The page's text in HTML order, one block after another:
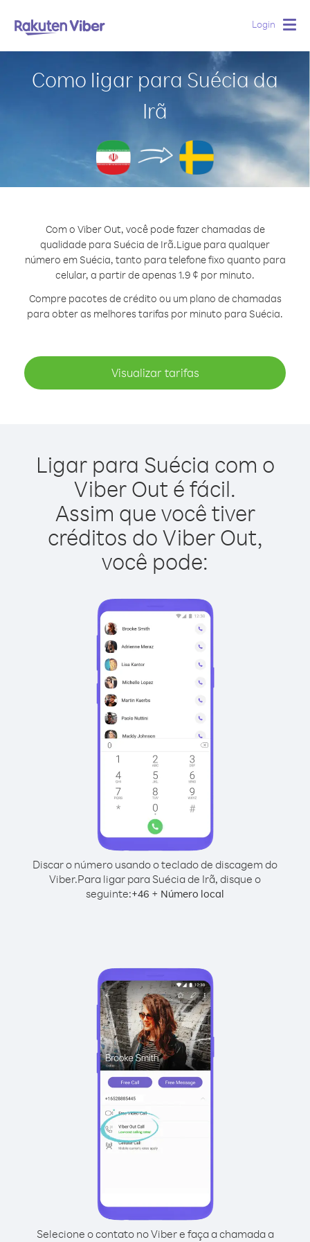
Login
Como ligar para Suécia da
Irã
Com o Viber Out, você pode fazer chamadas de
qualidade para Suécia de Irã.Ligue para qualquer
número em Suécia, tanto para telefone fixo quanto para
celular, a partir de apenas 1.9 ¢ por minuto.
Compre pacotes de crédito ou um plano de chamadas
para obter as melhores tarifas por minuto para Suécia.
Visualizar tarifas
Ligar para Suécia com o
Viber Out é fácil.
Assim que você tiver
créditos do Viber Out,
você pode:
Discar o número usando o teclado de discagem do
Viber.Para ligar para Suécia de Irã, disque o
seguinte:+46 + Número local
Selecione o contato no Viber e faça a chamada a